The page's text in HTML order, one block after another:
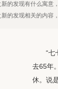
的发现有什么寓
的发现相关的内容
“七
去65年
休。说